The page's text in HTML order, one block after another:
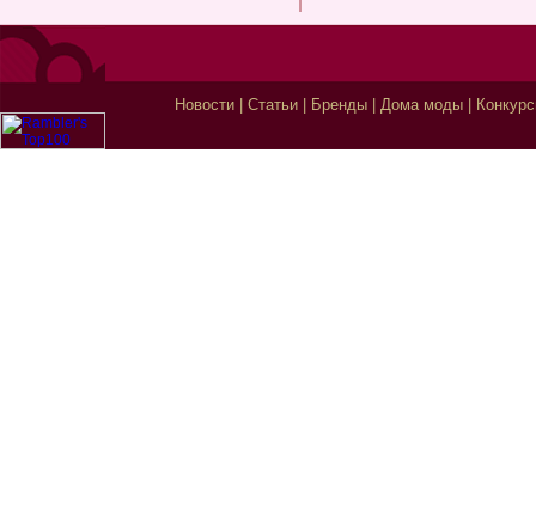
Новости| Статьи| Бренды| Дома моды|